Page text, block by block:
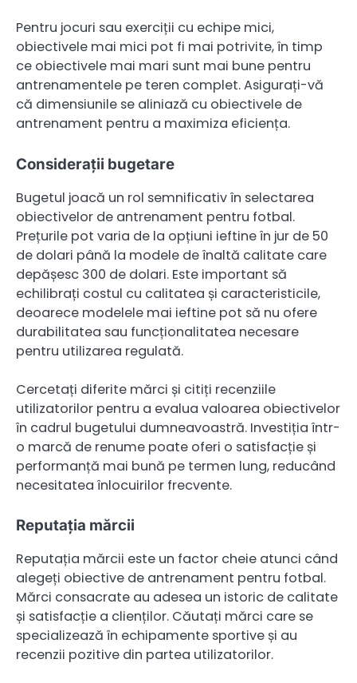
Pentru jocuri sau exerciții cu echipe mici,
obiectivele mai mici pot fi mai potrivite, în timp
ce obiectivele mai mari sunt mai bune pentru
antrenamentele pe teren complet. Asigurați-vă
că dimensiunile se aliniază cu obiectivele de
antrenament pentru a maximiza eficiența.
Considerații bugetare
Bugetul joacă un rol semnificativ în selectarea
obiectivelor de antrenament pentru fotbal.
Prețurile pot varia de la opțiuni ieftine în jur de 50
de dolari până la modele de înaltă calitate care
depășesc 300 de dolari. Este important să
echilibrați costul cu calitatea și caracteristicile,
deoarece modelele mai ieftine pot să nu ofere
durabilitatea sau funcționalitatea necesare
pentru utilizarea regulată.
Cercetați diferite mărci și citiți recenziile
utilizatorilor pentru a evalua valoarea obiectivelor
în cadrul bugetului dumneavoastră. Investiția într-
o marcă de renume poate oferi o satisfacție și
performanță mai bună pe termen lung, reducând
necesitatea înlocuirilor frecvente.
Reputația mărcii
Reputația mărcii este un factor cheie atunci când
alegeți obiective de antrenament pentru fotbal.
Mărci consacrate au adesea un istoric de calitate
și satisfacție a clienților. Căutați mărci care se
specializează în echipamente sportive și au
recenzii pozitive din partea utilizatorilor.